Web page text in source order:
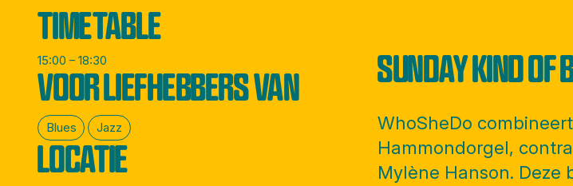
TIMETABLE
15:00 – 18:30
VOOR LIEFHEBBERS VAN
Blues Jazz
LOCATIE
SUNDAY KIND OF
WhoSheDo
Hammondorgel,
Mylène Hanson. Deze